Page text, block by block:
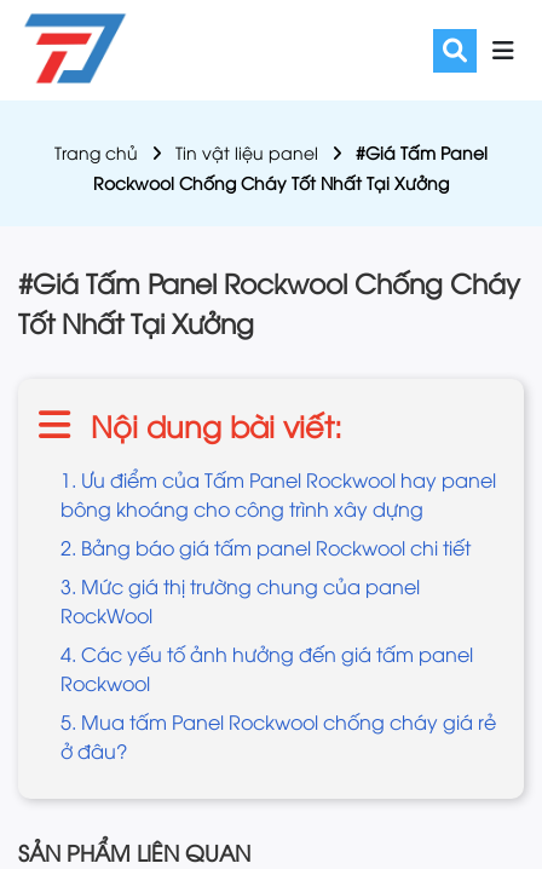
Trang chủ Tin vật liệu panel
#Giá Tấm Panel
Rockwool Chống Cháy Tốt Nhất Tại Xưởng
#Giá Tấm Panel Rockwool Chống Cháy
Tốt Nhất Tại Xưởng
Nội dung bài viết:
1. Ưu điểm của Tấm Panel Rockwool hay panel
bông khoáng cho công trình xây dựng
2. Bảng báo giá tấm panel Rockwool chi tiết
3. Mức giá thị trường chung của panel
RockWool
4. Các yếu tố ảnh hưởng đến giá tấm panel
Rockwool
5. Mua tấm Panel Rockwool chống cháy giá rẻ
ở đâu?
SẢN PHẨM LIÊN QUAN